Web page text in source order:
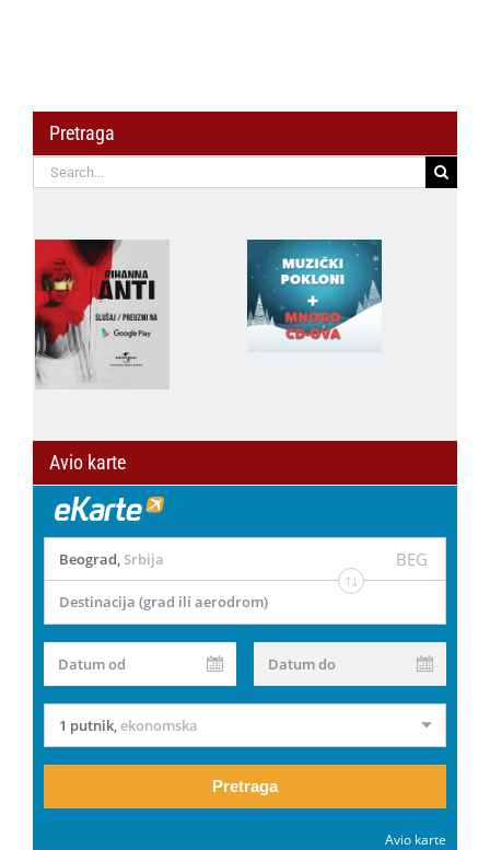
Pretraga
Search
for:
Avio karte
Beograd, Srbija BEG
Destinacija (grad ili aerodrom)
Datum od Datum do
1 putnik,ekonomska
Pretraga
Avio karte